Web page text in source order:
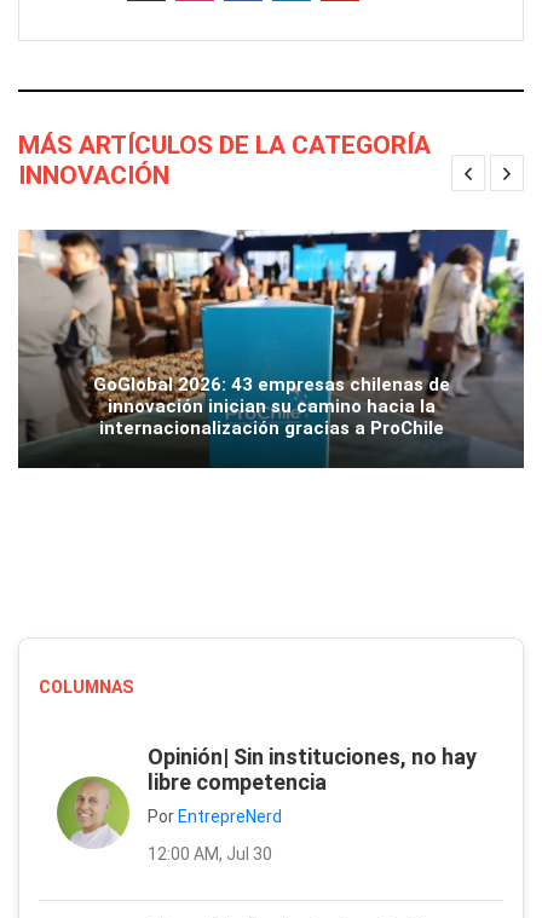
MÁS ARTÍCULOS DE LA CATEGORÍA
INNOVACIÓN
GoGlobal 2026: 43 empresas chilenas de
innovación inician su camino hacia la
internacionalización gracias a ProChile
COLUMNAS
Opinión| Sin instituciones, no hay
libre competencia
Por EntrepreNerd
12:00 AM, Jul 30